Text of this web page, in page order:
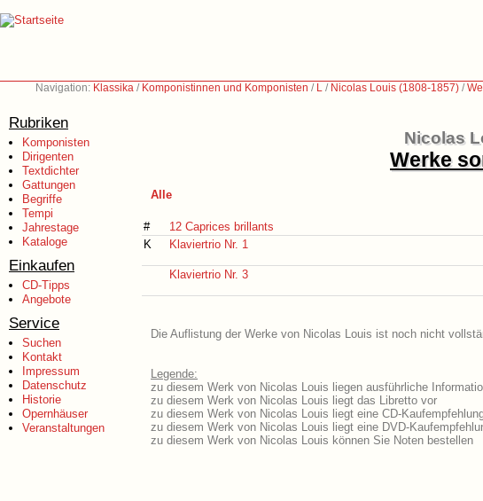
Navigation: Klassika / Komponistinnen und Komponisten / L / Nicolas Louis (1808-1857) /
Rubriken
Komponisten
Dirigenten
Textdichter
Gattungen
Begriffe
Tempi
Jahrestage
Kataloge
Einkaufen
CD-Tipps
Angebote
Service
Suchen
Kontakt
Impressum
Datenschutz
Historie
Opernhäuser
Veranstaltungen
Nicolas
Werke
Alle
# 12 Caprices brillants
K
Klaviertrio Nr. 1
Klaviertrio Nr. 3
Die Auflistung der Werke von Nicolas Louis ist noch nicht
Legende:
zu diesem Werk von Nicolas Louis liegen ausführliche
zu diesem Werk von Nicolas Louis liegt das Libretto vor
zu diesem Werk von Nicolas Louis liegt eine CD-
zu diesem Werk von Nicolas Louis liegt eine DVD-
zu diesem Werk von Nicolas Louis können Sie Noten bestellen